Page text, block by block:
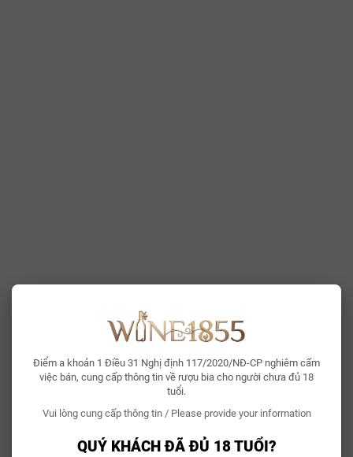
Điểm a khoản 1 Điều 31 Nghị định 117/2020/NĐ-CP nghiêm cấm
việc bán, cung cấp thông tin về rượu bia cho người chưa đủ 18
tuổi.
Vui lòng cung cấp thông tin / Please provide your information
QUÝ KHÁCH ĐÃ ĐỦ 18 TUỔI?